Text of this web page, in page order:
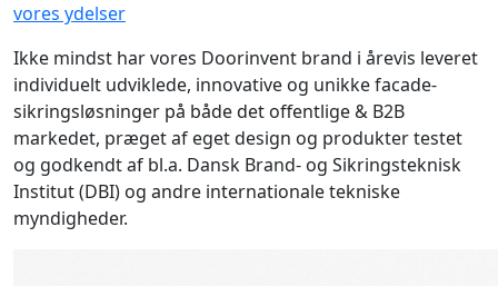
vores ydelser
Ikke mindst har vores Doorinvent brand i årevis leveret
individuelt udviklede, innovative og unikke facade-
sikringsløsninger på både det offentlige & B2B
markedet, præget af eget design og produkter testet
og godkendt af bl.a. Dansk Brand- og Sikringsteknisk
Institut (DBI) og andre internationale tekniske
myndigheder.